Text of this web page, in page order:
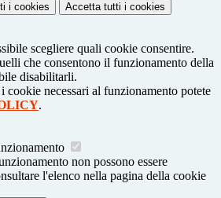
i cookies Accetta tutti i cookies
scegliere quali cookie consentire.
che consentono il funzionamento della
disabilitarli.
cookie necessari al funzionamento potete
.
non possono essere
l'elenco nella pagina della cookie